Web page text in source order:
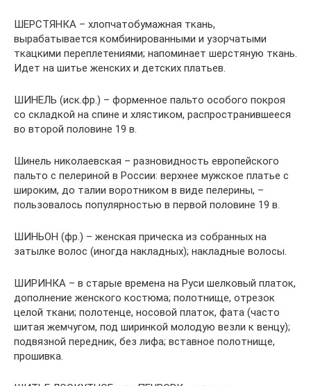
ШЕРСТЯНКА – хлопчатобумажная ткань,
вырабатывается комбинированными и узорчатыми
ткацкими переплетениями; напоминает шерстяную ткань.
Идет на шитье женских и детских платьев.
ШИНЕЛЬ (иск.фр.) – форменное пальто особого покроя
со складкой на спине и хлястиком, распространившееся
во второй половине 19 в.
Шинель николаевская – разновидность европейского
пальто с пелериной в России: верхнее мужское платье с
широким, до талии воротником в виде пелерины, –
пользовалось популярностью в первой половине 19 в.
ШИНЬОН (фр.) – женская прическа из собранных на
затылке волос (иногда накладных); накладные волосы.
ШИРИНКА – в старые времена на Руси шелковый платок,
дополнение женского костюма; полотнище, отрезок
целой ткани; полотенце, носовой платок, фата (часто
шитая жемчугом, под ширинкой молодую везли к венцу);
подвязной передник, без лифа; вставное полотнище,
прошивка.